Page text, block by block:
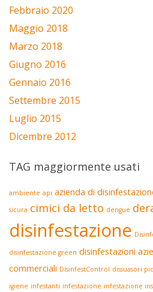
Febbraio 2020
Maggio 2018
Marzo 2018
Giugno 2016
Gennaio 2016
Settembre 2015
Luglio 2015
Dicembre 2012
TAG maggiormente usati
ambiente api azienda di
sicura cimici da letto dengue
disinfestazione
disinfestazione green disinfestazioni
commerciali DisinfestControl dissuasori
igiene infestanti infestazione infestazione